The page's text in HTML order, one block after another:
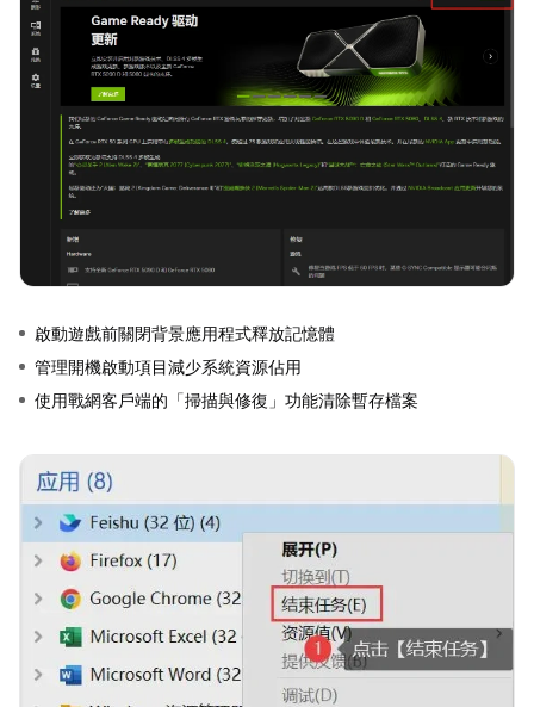
啟動遊戲前關閉背景應用程式釋放記憶體
管理開機啟動項目減少系統資源佔用
使用戰網客戶端的「掃描與修復」功能清除暫存檔案